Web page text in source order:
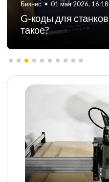
Бизнес • 06 августа 2024,
ТОП-5 российских
фрезерных станков